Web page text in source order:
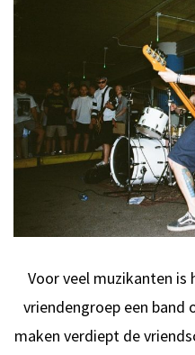
Voor veel muzikanten
vriendengroep een band
maken verdiept de